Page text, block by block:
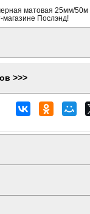
матовая 25мм/
магазине Послэнд!
>>>